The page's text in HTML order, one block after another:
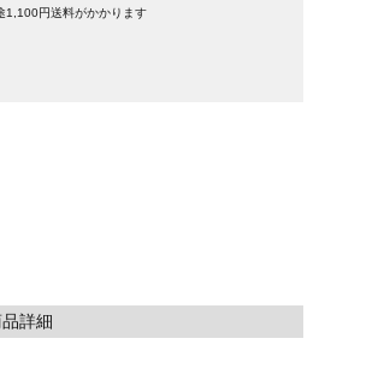
円送料がかかります
詳細